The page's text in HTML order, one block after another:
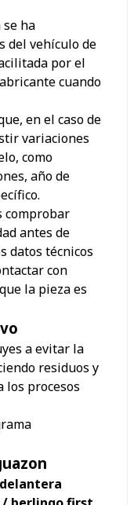
ha
del vehículo de
por el
cuando
en el caso de
variaciones
como
año de
comprobar
antes de
datos técnicos
con
la pieza es
a evitar la
residuos y
los procesos